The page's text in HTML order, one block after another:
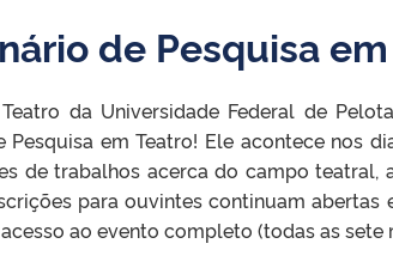
de Pesquisa
da Universidade Federal de
Pesquisa em Teatro! Ele acontece nos
de trabalhos acerca do campo
para ouvintes continuam
ao evento completo (todas as sete